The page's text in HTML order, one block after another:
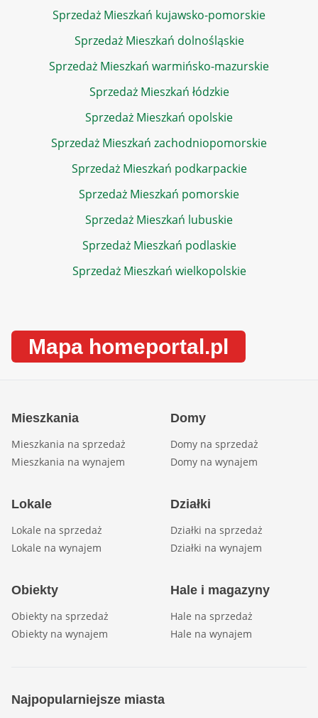
Sprzedaż Mieszkań kujawsko-pomorskie
Sprzedaż Mieszkań dolnośląskie
Sprzedaż Mieszkań warmińsko-mazurskie
Sprzedaż Mieszkań łódzkie
Sprzedaż Mieszkań opolskie
Sprzedaż Mieszkań zachodniopomorskie
Sprzedaż Mieszkań podkarpackie
Sprzedaż Mieszkań pomorskie
Sprzedaż Mieszkań lubuskie
Sprzedaż Mieszkań podlaskie
Sprzedaż Mieszkań wielkopolskie
Mapa homeportal.pl
Mieszkania
Mieszkania na sprzedaż
Mieszkania na wynajem
Domy
Domy na sprzedaż
Domy na wynajem
Lokale
Lokale na sprzedaż
Lokale na wynajem
Działki
Działki na sprzedaż
Działki na wynajem
Obiekty
Obiekty na sprzedaż
Obiekty na wynajem
Hale i magazyny
Hale na sprzedaż
Hale na wynajem
Najpopularniejsze miasta